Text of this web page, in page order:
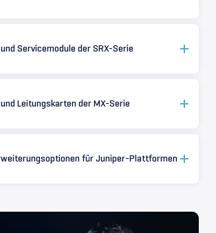
Servicemodule der SRX-Serie
Leitungskarten der MX-Serie
für Juniper-Plattformen